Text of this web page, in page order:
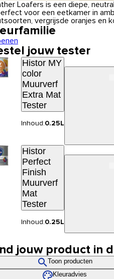
Loafers is een diepe,
voor een eetkamer in
vergrijsde oranjes en
jouw tester
Histor MY
color
Muurverf
Extra Mat
Tester
Inhoud:0.25L
Histor
Perfect
Finish
Muurverf
Mat
Tester
Inhoud:0.25L
jouw product in
Toon producten
Kleuradvies